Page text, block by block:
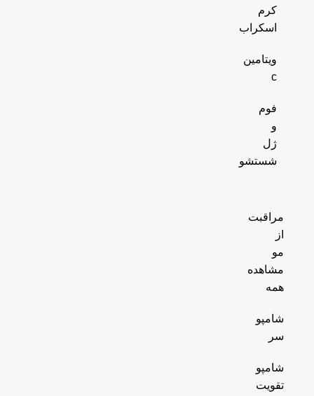
کرم
اسکراب
ویتامین
c
فوم
و
ژل
شستشو
مراقبت
از
مو
مشاهده
همه
شامپو
سر
شامپو
تقویت